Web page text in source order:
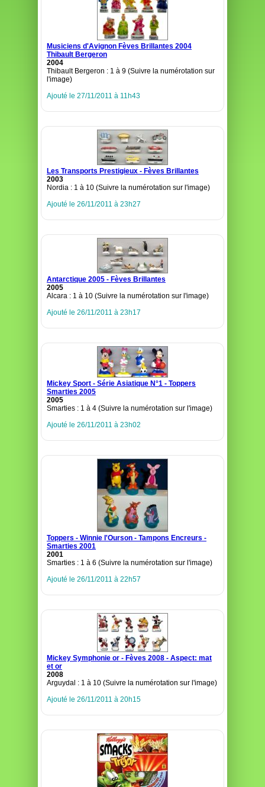
Musiciens d'Avignon Fèves Brillantes 2004
Thibault Bergeron
2004
Thibault Bergeron : 1 à 9 (Suivre la numérotation sur
l'image)
Ajouté le 27/11/2011 à 11h43
Les Transports Prestigieux - Fèves Brillantes
2003
Nordia : 1 à 10 (Suivre la numérotation sur l'image)
Ajouté le 26/11/2011 à 23h27
Antarctique 2005 - Fèves Brillantes
2005
Alcara : 1 à 10 (Suivre la numérotation sur l'image)
Ajouté le 26/11/2011 à 23h17
Mickey Sport - Série Asiatique N°1 - Toppers
Smarties 2005
2005
Smarties : 1 à 4 (Suivre la numérotation sur l'image)
Ajouté le 26/11/2011 à 23h02
Toppers - Winnie l'Ourson - Tampons Encreurs -
Smarties 2001
2001
Smarties : 1 à 6 (Suivre la numérotation sur l'image)
Ajouté le 26/11/2011 à 22h57
Mickey Symphonie or - Fèves 2008 - Aspect: mat
et or
2008
Arguydal : 1 à 10 (Suivre la numérotation sur l'image)
Ajouté le 26/11/2011 à 20h15